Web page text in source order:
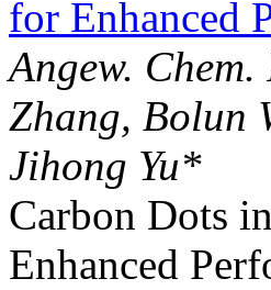
Angew.
Zhang, Bolun
Jihong Yu*
Carbon Dots
Enhanced